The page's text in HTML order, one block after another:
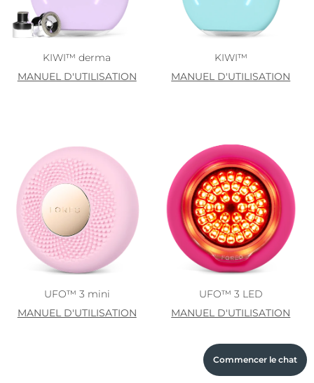
KIWI™ derma
MANUEL D'UTILISATION
KIWI™
MANUEL D'UTILISATION
UFO™ 3 mini
MANUEL D'UTILISATION
UFO™ 3 LED
MANUEL D'UTILISATION
Commencer le chat